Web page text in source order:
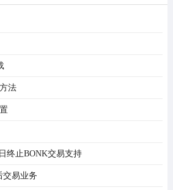
法
终止BONK交易支持
交易业务